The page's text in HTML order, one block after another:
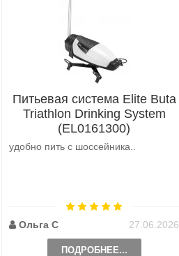
Питьевая система Elite Buta
Triathlon Drinking System
(EL0161300)
удобно пить с шоссейника..
Ольга С 27.06.2026
ПОДРОБНЕЕ...